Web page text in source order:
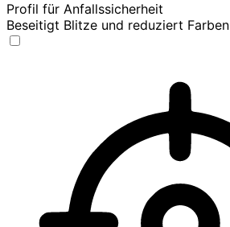
Profil für Anfallssicherheit
Beseitigt Blitze und reduziert Farben